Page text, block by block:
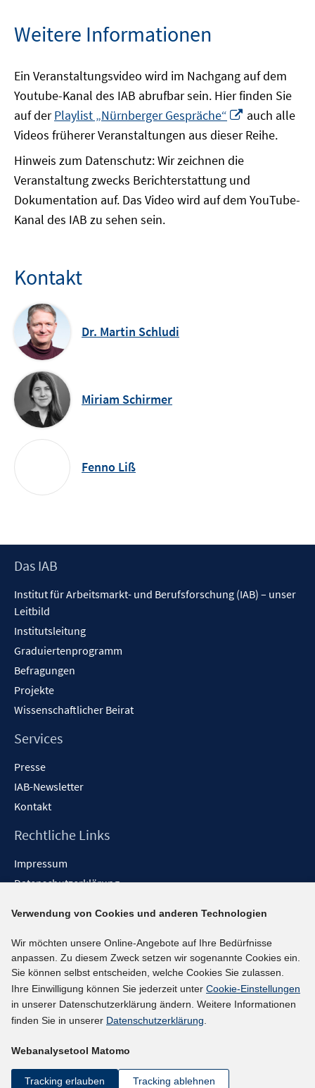
Weitere Informationen
Ein Veranstaltungsvideo wird im Nachgang auf dem
Youtube-Kanal des IAB abrufbar sein. Hier finden Sie
auf derPlaylist „Nürnberger Gespräche“ In
neuem
öffnen
In
neuem
öffnen
auch alle
Videos früherer Veranstaltungen aus dieser Reihe.
Hinweis zum Datenschutz: Wir zeichnen die
Veranstaltung zwecks Berichterstattung und
Dokumentation auf. Das Video wird auf dem YouTube-
Kanal des IAB zu sehen sein.
Kontakt
Dr. Martin Schludi
Miriam Schirmer
Fenno Liß
Footer
Das IAB
Institut für Arbeitsmarkt- und Berufsforschung (IAB) – unser
Leitbild
Institutsleitung
Graduiertenprogramm
Befragungen
Projekte
Wissenschaftlicher Beirat
Services
Presse
IAB-Newsletter
Kontakt
Rechtliche Links
Impressum
Datenschutzerklärung
Barrieren melden
Social-Media-Kanäle
BlueSky
YouTube
LinkedIn
kununu
Netiquette
Verwendung von Cookies und anderen Technologien
Wir möchten unsere Online-Angebote auf Ihre Bedürfnisse
anpassen. Zu diesem Zweck setzen wir sogenannte Cookies ein.
Sie können selbst entscheiden, welche Cookies Sie zulassen.
Ihre Einwilligung können Sie jederzeit unter Cookie-Einstellungen
in unserer Datenschutzerklärung ändern. Weitere Informationen
finden Sie in unserer Datenschutzerklärung.
Webanalysetool Matomo
Tracking erlauben Tracking ablehnen